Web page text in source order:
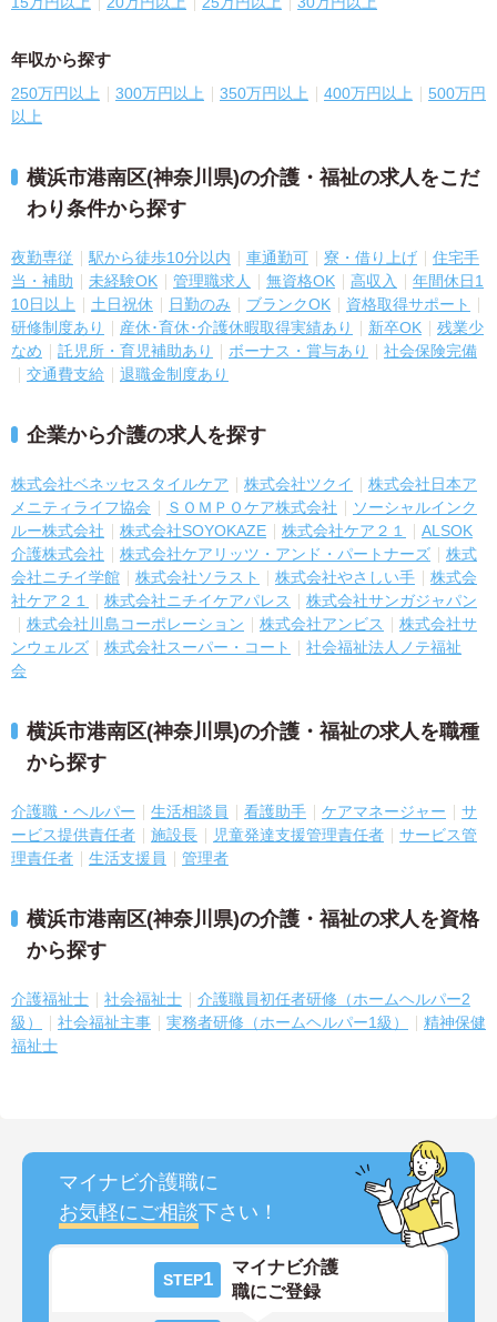
年収から探す
250万円以上 300万円以上 350万円以上 400万円以上
500万円
以上
横浜市港南区(神奈川県)の介護・福祉の求人をこだ
わり条件から探す
夜勤専従 駅から徒歩10分以内 車通勤可 寮・借り上げ
住宅手
当・補助
未経験OK 管理職求人 無資格OK 高収入
年間休日1
10日以上
土日祝休 日勤のみ ブランクOK
資格取得サポート
研修制度あり
産休･育休･介護休暇取得実績あり 新卒OK
残業少
なめ
託児所・育児補助あり ボーナス・賞与あり
社会保険完備
交通費支給
退職金制度あり
企業から介護の求人を探す
株式会社ベネッセスタイルケア 株式会社ツクイ
株式会社日本ア
メニティライフ協会
ＳＯＭＰＯケア株式会社
ソーシャルインク
ルー株式会社
株式会社SOYOKAZE 株式会社ケア２１
ALSOK
介護株式会社
株式会社ケアリッツ・アンド・パートナーズ
株式
会社ニチイ学館
株式会社ソラスト 株式会社やさしい手
株式会
社ケア２１
株式会社ニチイケアパレス
株式会社サンガジャパン
株式会社川島コーポレーション
株式会社アンビス
株式会社サ
ンウェルズ
株式会社スーパー・コート
社会福祉法人ノテ福祉
会
横浜市港南区(神奈川県)の介護・福祉の求人を職種
から探す
介護職・ヘルパー 生活相談員 看護助手 ケアマネージャー
サ
ービス提供責任者
施設長 児童発達支援管理責任者
サービス管
理責任者
生活支援員 管理者
横浜市港南区(神奈川県)の介護・福祉の求人を資格
から探す
介護福祉士 社会福祉士
介護職員初任者研修（ホームヘルパー2
級）
社会福祉主事 実務者研修（ホームヘルパー1級）
精神保健
福祉士
マイナビ介護職に
お気軽にご相談下さい！
STEP1
マイナビ介護
職にご登録